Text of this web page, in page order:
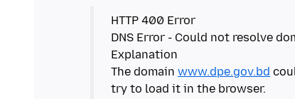
HTTP 400 Error
DNS Error - Could not resolve
Explanation
The domain www.dpe.gov.bd